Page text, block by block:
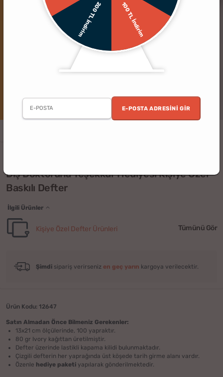
100 TL İndirim
200 TL İndirim
E-POSTA ADRESINI GIR
Diş Doktoruna Teşekkür Hediyesi Kişiye Özel
Baskılı Defter
İlgili Ürünler
Kişiye Özel Defter Ürünleri Tümünü Gör
Şimdi sipariş verirseniz en geç yarın kargoya verilecektir.
Ürün Kodu: 12647
Satın Almadan Önce Bilmeniz Gerekenler:
13x21 cm ölçülerinde, 100 yapraktır.
80 gr Ivory kağıttan üretilmiştir.
Defter üzerinde lastikli kapama kilidi bulunmaktadır.
Çizgili defterin her yaprağında üst köşede tarih girme alanı vardır.
Özenle hediye paketi yapılarak gönderilmektedir.